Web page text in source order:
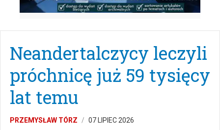
Neandertalczycy leczyli
próchnicę już 59 tysięcy
lat temu
PRZEMYSŁAW TÓRZ 07 LIPIEC 2026